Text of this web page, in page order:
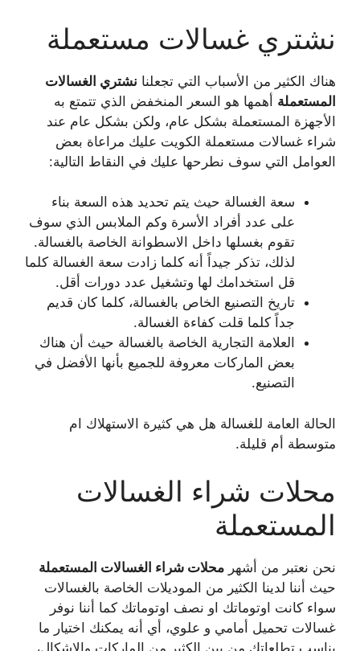
نشتري غسالات مستعملة
هناك الكثير من الأسباب التي تجعلنا نشتري الغسالات
المستعملة أهمها هو السعر المنخفض الذي تتمتع به
الأجهزة المستعملة بشكل عام، ولكن بشكل عام عند
شراء غسالات مستعملة الكويت عليك مراعاة بعض
العوامل التي سوف نطرحها عليك في النقاط التالية:
سعة الغسالة حيث يتم تحديد هذه السعة بناء
على عدد أفراد الأسرة وكم الملابس الذي سوف
تقوم بغسلها داخل الاسطوانة الخاصة بالغسالة.
لذلك، تذكر جيداً أنه كلما زادت سعة الغسالة كلما
قل استخدامك لها وتشغيل عدد دورات أقل.
تاريخ التصنيع الخاص بالغسالة، كلما كان قديم
جداً كلما قلت كفاءة الغسالة.
العلامة التجارية الخاصة بالغسالة حيث أن هناك
بعض الماركات معروفة للجميع بأنها الأفضل في
التصنيع.
الحالة العامة للغسالة هل هي كثيرة الاستهلاك ام
متوسطة أم قليلة.
محلات شراء الغسالات
المستعملة
نحن نعتبر من أشهر محلات شراء الغسالات المستعملة
حيث أننا لدينا الكثير من الموديلات الخاصة بالغسالات
سواء كانت اوتوماتك او نصف اوتوماتك كما أننا نوفر
غسالات تحميل أمامي و علوي، أي أنه يمكنك اختيار ما